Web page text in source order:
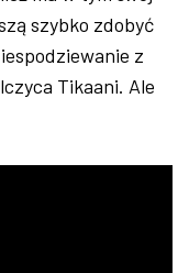
szybko zdobyć
z
Tikaani. Ale